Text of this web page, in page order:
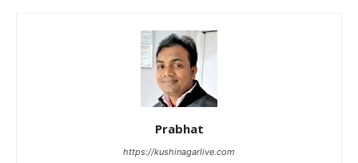
Prabhat
https://kushinagarlive.com